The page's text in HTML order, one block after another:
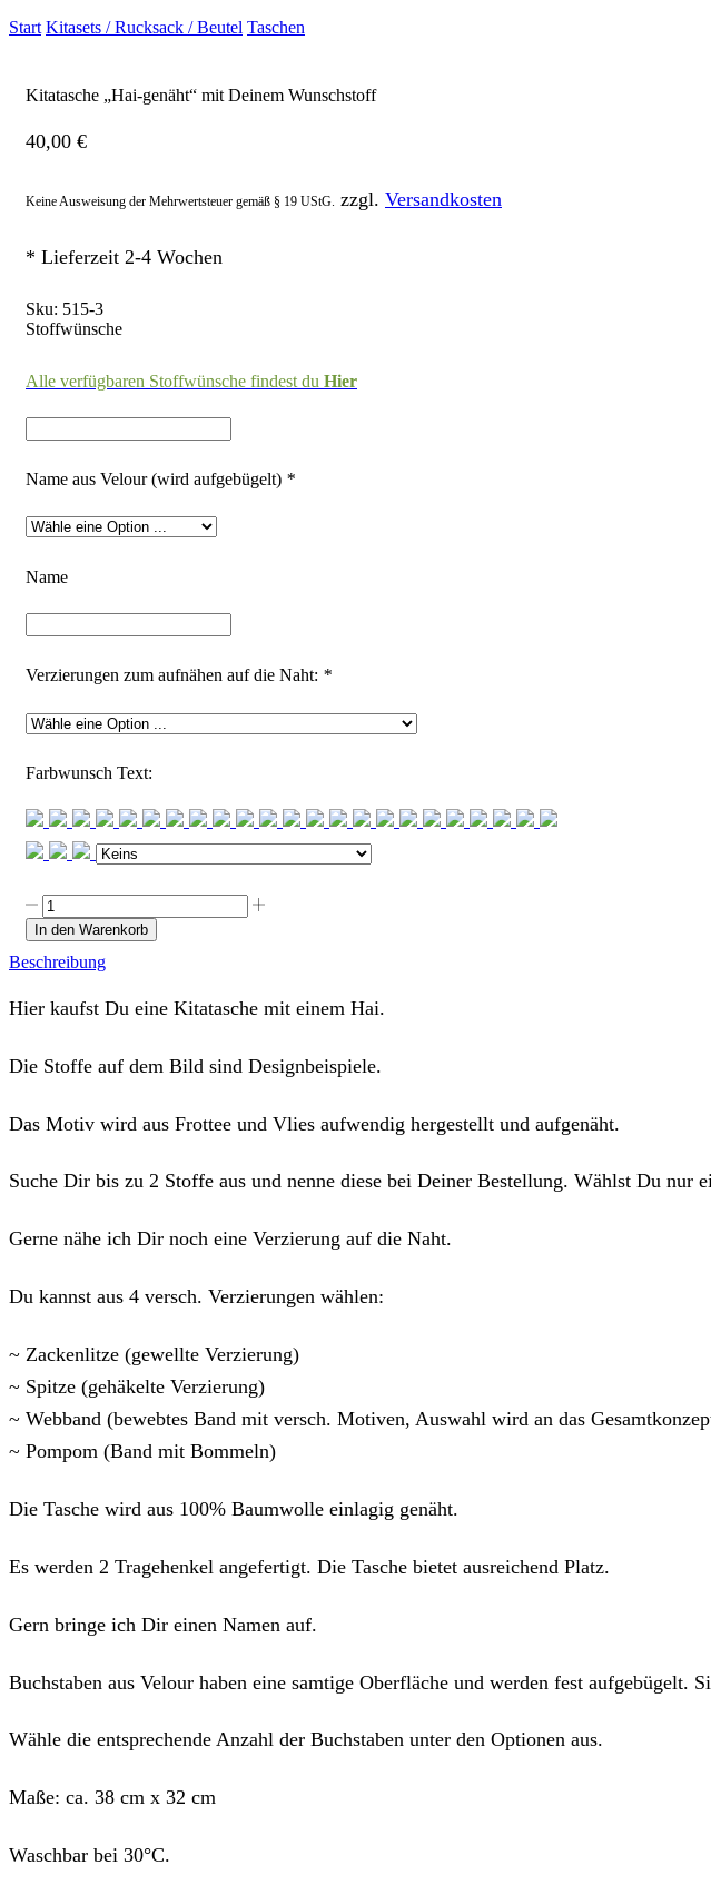
Start Kitasets / Rucksack / Beutel Taschen
Kitatasche „Hai-genäht“ mit Deinem Wunschstoff
40,00 €
Keine Ausweisung der Mehrwertsteuer gemäß § 19 UStG. zzgl. Versandkosten
* Lieferzeit 2-4 Wochen
Sku: 515-3
Stoffwünsche
Alle verfügbaren Stoffwünsche findest du Hier
Name aus Velour (wird aufgebügelt) *
Name
Verzierungen zum aufnähen auf die Naht: *
Farbwunsch Text:
Kitatasche
"Hai-
genäht"
mit
Wunschstoff
In den Warenkorb
Beschreibung
Hier kaufst Du eine Kitatasche mit einem Hai.
Die Stoffe auf dem Bild sind Designbeispiele.
Das Motiv wird aus Frottee und Vlies aufwendig hergestellt und aufgenäht.
Suche Dir bis zu 2 Stoffe aus und nenne diese bei Deiner Bestellung. Wählst Du nur
Gerne nähe ich Dir noch eine Verzierung auf die Naht.
Du kannst aus 4 versch. Verzierungen wählen:
~ Zackenlitze (gewellte Verzierung)
~ Spitze (gehäkelte Verzierung)
~ Webband (bewebtes Band mit versch. Motiven, Auswahl wird an das
~ Pompom (Band mit Bommeln)
Die Tasche wird aus 100% Baumwolle einlagig genäht.
Es werden 2 Tragehenkel angefertigt. Die Tasche bietet ausreichend Platz.
Gern bringe ich Dir einen Namen auf.
Buchstaben aus Velour haben eine samtige Oberfläche und werden fest aufgebügelt.
Wähle die entsprechende Anzahl der Buchstaben unter den Optionen aus.
Maße: ca. 38 cm x 32 cm
Waschbar bei 30°C.